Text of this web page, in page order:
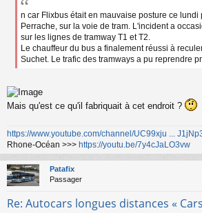
n car Flixbus était en mauvaise posture ce lundi
Perrache, sur la voie de tram. L'incident a
sur les lignes de tramway T1 et T2.
Le chauffeur du bus a finalement réussi à
Suchet. Le trafic des tramways a pu reprendre
Mais qu'est ce qu'il fabriquait à cet endroit ?
https://www.youtube.com/channel/UC99xju ...
Rhone-Océan >>> https://youtu.be/7y4cJaLO3vw
Patafix
Passager
Re: Autocars longues distances «